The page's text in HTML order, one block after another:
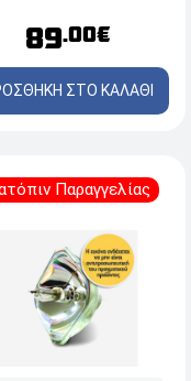
89.00€
ΣΤΟ ΚΑΛΑΘΙ
Παραγγελίας